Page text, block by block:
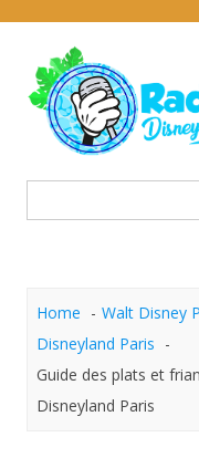
Home
Walt Disney
Disneyland Paris
Guide des plats et
Disneyland Paris